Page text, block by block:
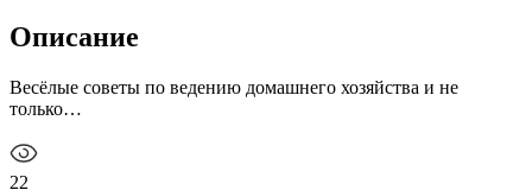
Описание
Весёлые советы по ведению домашнего хозяйства и не
только…
22